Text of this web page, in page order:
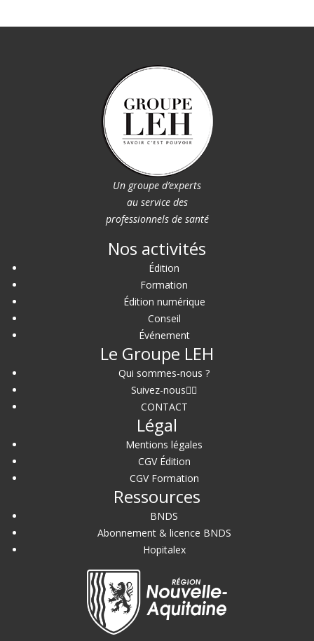
Un groupe d’experts
au service des
professionnels de santé
Nos activités
Édition
Formation
Édition numérique
Conseil
Événement
Le Groupe LEH
Qui sommes-nous ?
Suivez-nous
CONTACT
Légal
Mentions légales
CGV Édition
CGV Formation
Ressources
BNDS
Abonnement & licence BNDS
Hopitalex